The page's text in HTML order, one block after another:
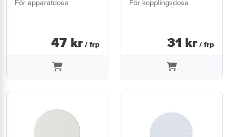
För apparatdosa
47 kr / frp
För kopplingsdosa
31 kr / frp